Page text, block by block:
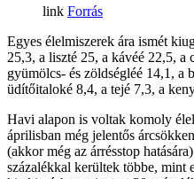
Forrás
Egyes élelmiszerek ára ismét
25,3, a liszté 25, a kávéé 22,5, a
gyümölcs- és zöldségléé 14,1, a
üdítőitaloké 8,4, a tejé 7,3, a
Havi alapon is voltak komoly
áprilisban még jelentős
(akkor még az árrésstop
százalékkal kerültek többe, mint